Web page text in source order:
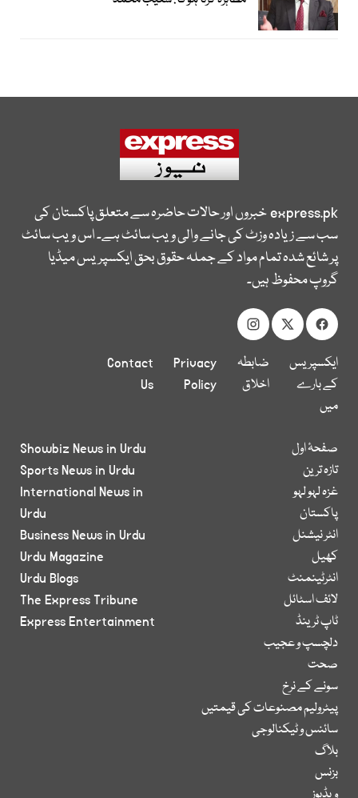
express.pkخبروں اور حالات حاضرہ سے متعلق پاکستان کی
سب سے زیادہ وزٹ کی جانے والی ویب سائٹ ہے۔ اس ویب سائٹ
پر شائع شدہ تمام مواد کے جملہ حقوق بحق ایکسپریس میڈیا
گروپ محفوظ ہیں۔
ایکسپریس
کے بارے
میں
ضابطہ
اخلاق
Privacy
Policy
Contact
Us
صفحۂ اول
تازہ ترین
غزہ لہو لہو
پاکستان
انٹر نیشنل
کھیل
انٹرٹینمنٹ
لائف اسٹائل
ٹاپ ٹرینڈ
دلچسپ و عجیب
صحت
سونے کے نرخ
پیٹرولیم مصنوعات کی قیمتیں
سائنس و ٹیکنالوجی
بلاگ
بزنس
Showbiz News in Urdu
Sports News in Urdu
International News in
Urdu
Business News in Urdu
Urdu Magazine
Urdu Blogs
The Express Tribune
Express Entertainment